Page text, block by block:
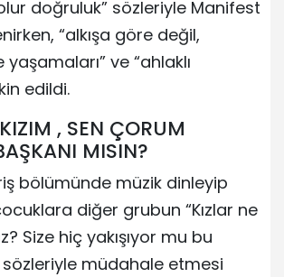
doğruluk” sözleriyle Manifest
“alkışa göre değil,
yaşamaları” ve “ahlaklı
edildi.
, SEN ÇORUM
MISIN?
bölümünde müzik dinleyip
diğer grubun “Kızlar ne
Size hiç yakışıyor mu bu
sözleriyle müdahale etmesi